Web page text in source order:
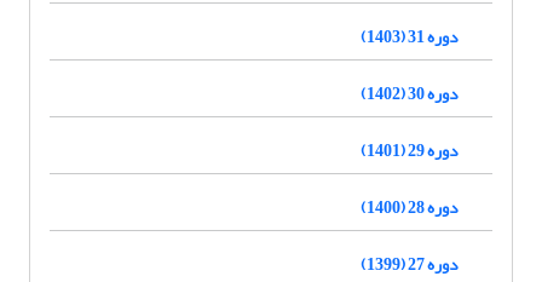
دوره 31 (1403)
دوره 30 (1402)
دوره 29 (1401)
دوره 28 (1400)
دوره 27 (1399)